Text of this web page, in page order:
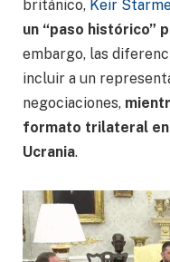
británico, Keir
un “paso histórico”
embargo, las
incluir a un
negociaciones,
formato trilateral
Ucrania.